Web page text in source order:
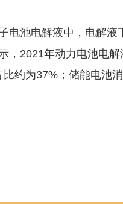
电池电解液中，电解
，2021年动力电池电
约为37%；储能电池